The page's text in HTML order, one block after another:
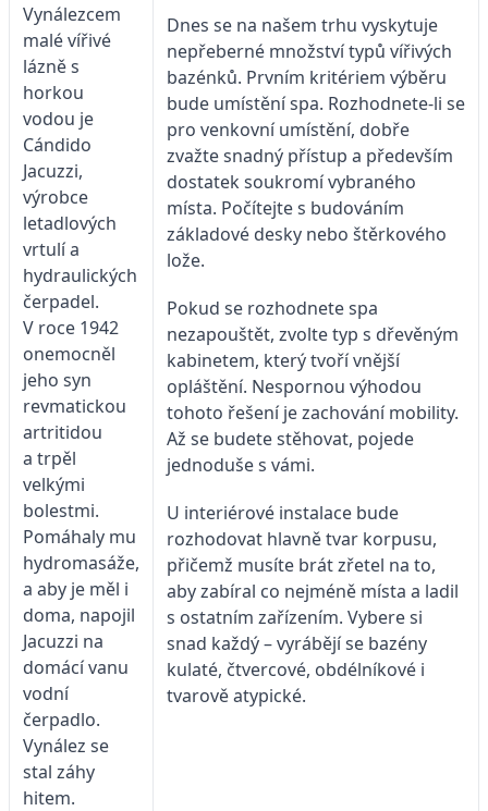
Vynálezcem
malé vířivé
lázně s
horkou
vodou je
Cándido
Jacuzzi,
výrobce
letadlových
vrtulí a
hydraulických
čerpadel.
V roce 1942
onemocněl
jeho syn
revmatickou
artritidou
a trpěl
velkými
bolestmi.
Pomáhaly mu
hydromasáže,
a aby je měl i
doma, napojil
Jacuzzi na
domácí vanu
vodní
čerpadlo.
Vynález se
stal záhy
hitem.
Dnes se na našem trhu vyskytuje
nepřeberné množství typů vířivých
bazénků. Prvním kritériem výběru
bude umístění spa. Rozhodnete-li se
pro venkovní umístění, dobře
zvažte snadný přístup a především
dostatek soukromí vybraného
místa. Počítejte s budováním
základové desky nebo štěrkového
lože.
Pokud se rozhodnete spa
nezapouštět, zvolte typ s dřevěným
kabinetem, který tvoří vnější
opláštění. Nespornou výhodou
tohoto řešení je zachování mobility.
Až se budete stěhovat, pojede
jednoduše s vámi.
U interiérové instalace bude
rozhodovat hlavně tvar korpusu,
přičemž musíte brát zřetel na to,
aby zabíral co nejméně místa a ladil
s ostatním zařízením. Vybere si
snad každý – vyrábějí se bazény
kulaté, čtvercové, obdélníkové i
tvarově atypické.